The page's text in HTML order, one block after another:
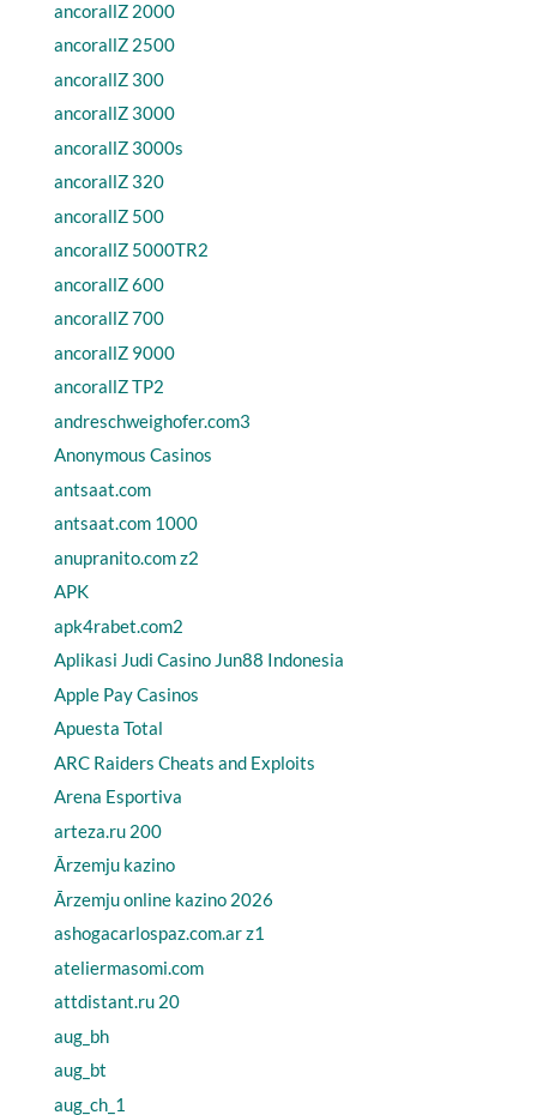
ancorallZ 2000
ancorallZ 2500
ancorallZ 300
ancorallZ 3000
ancorallZ 3000s
ancorallZ 320
ancorallZ 500
ancorallZ 5000TR2
ancorallZ 600
ancorallZ 700
ancorallZ 9000
ancorallZ TP2
andreschweighofer.com3
Anonymous Casinos
antsaat.com
antsaat.com 1000
anupranito.com z2
APK
apk4rabet.com2
Aplikasi Judi Casino Jun88 Indonesia
Apple Pay Casinos
Apuesta Total
ARC Raiders Cheats and Exploits
Arena Esportiva
arteza.ru 200
Ārzemju kazino
Ārzemju online kazino 2026
ashogacarlospaz.com.ar z1
ateliermasomi.com
attdistant.ru 20
aug_bh
aug_bt
aug_ch_1